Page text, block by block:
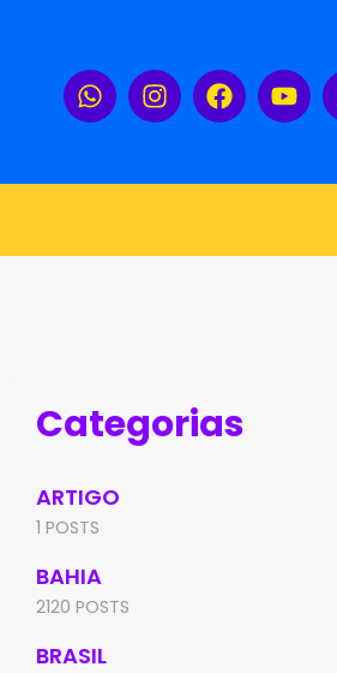
Categorias
ARTIGO
1 POSTS
BAHIA
2120 POSTS
BRASIL